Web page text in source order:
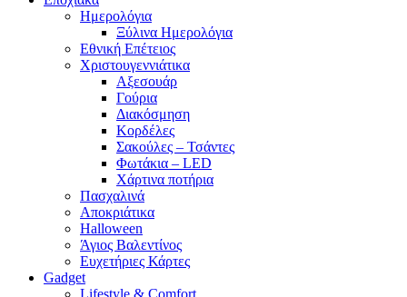
Ημερολόγια
Ξύλινα Ημερολόγια
Εθνική Επέτειος
Χριστουγεννιάτικα
Αξεσουάρ
Γούρια
Διακόσμηση
Κορδέλες
Σακούλες – Τσάντες
Φωτάκια – LED
Χάρτινα ποτήρια
Πασχαλινά
Αποκριάτικα
Halloween
Άγιος Βαλεντίνος
Ευχετήριες Κάρτες
Gadget